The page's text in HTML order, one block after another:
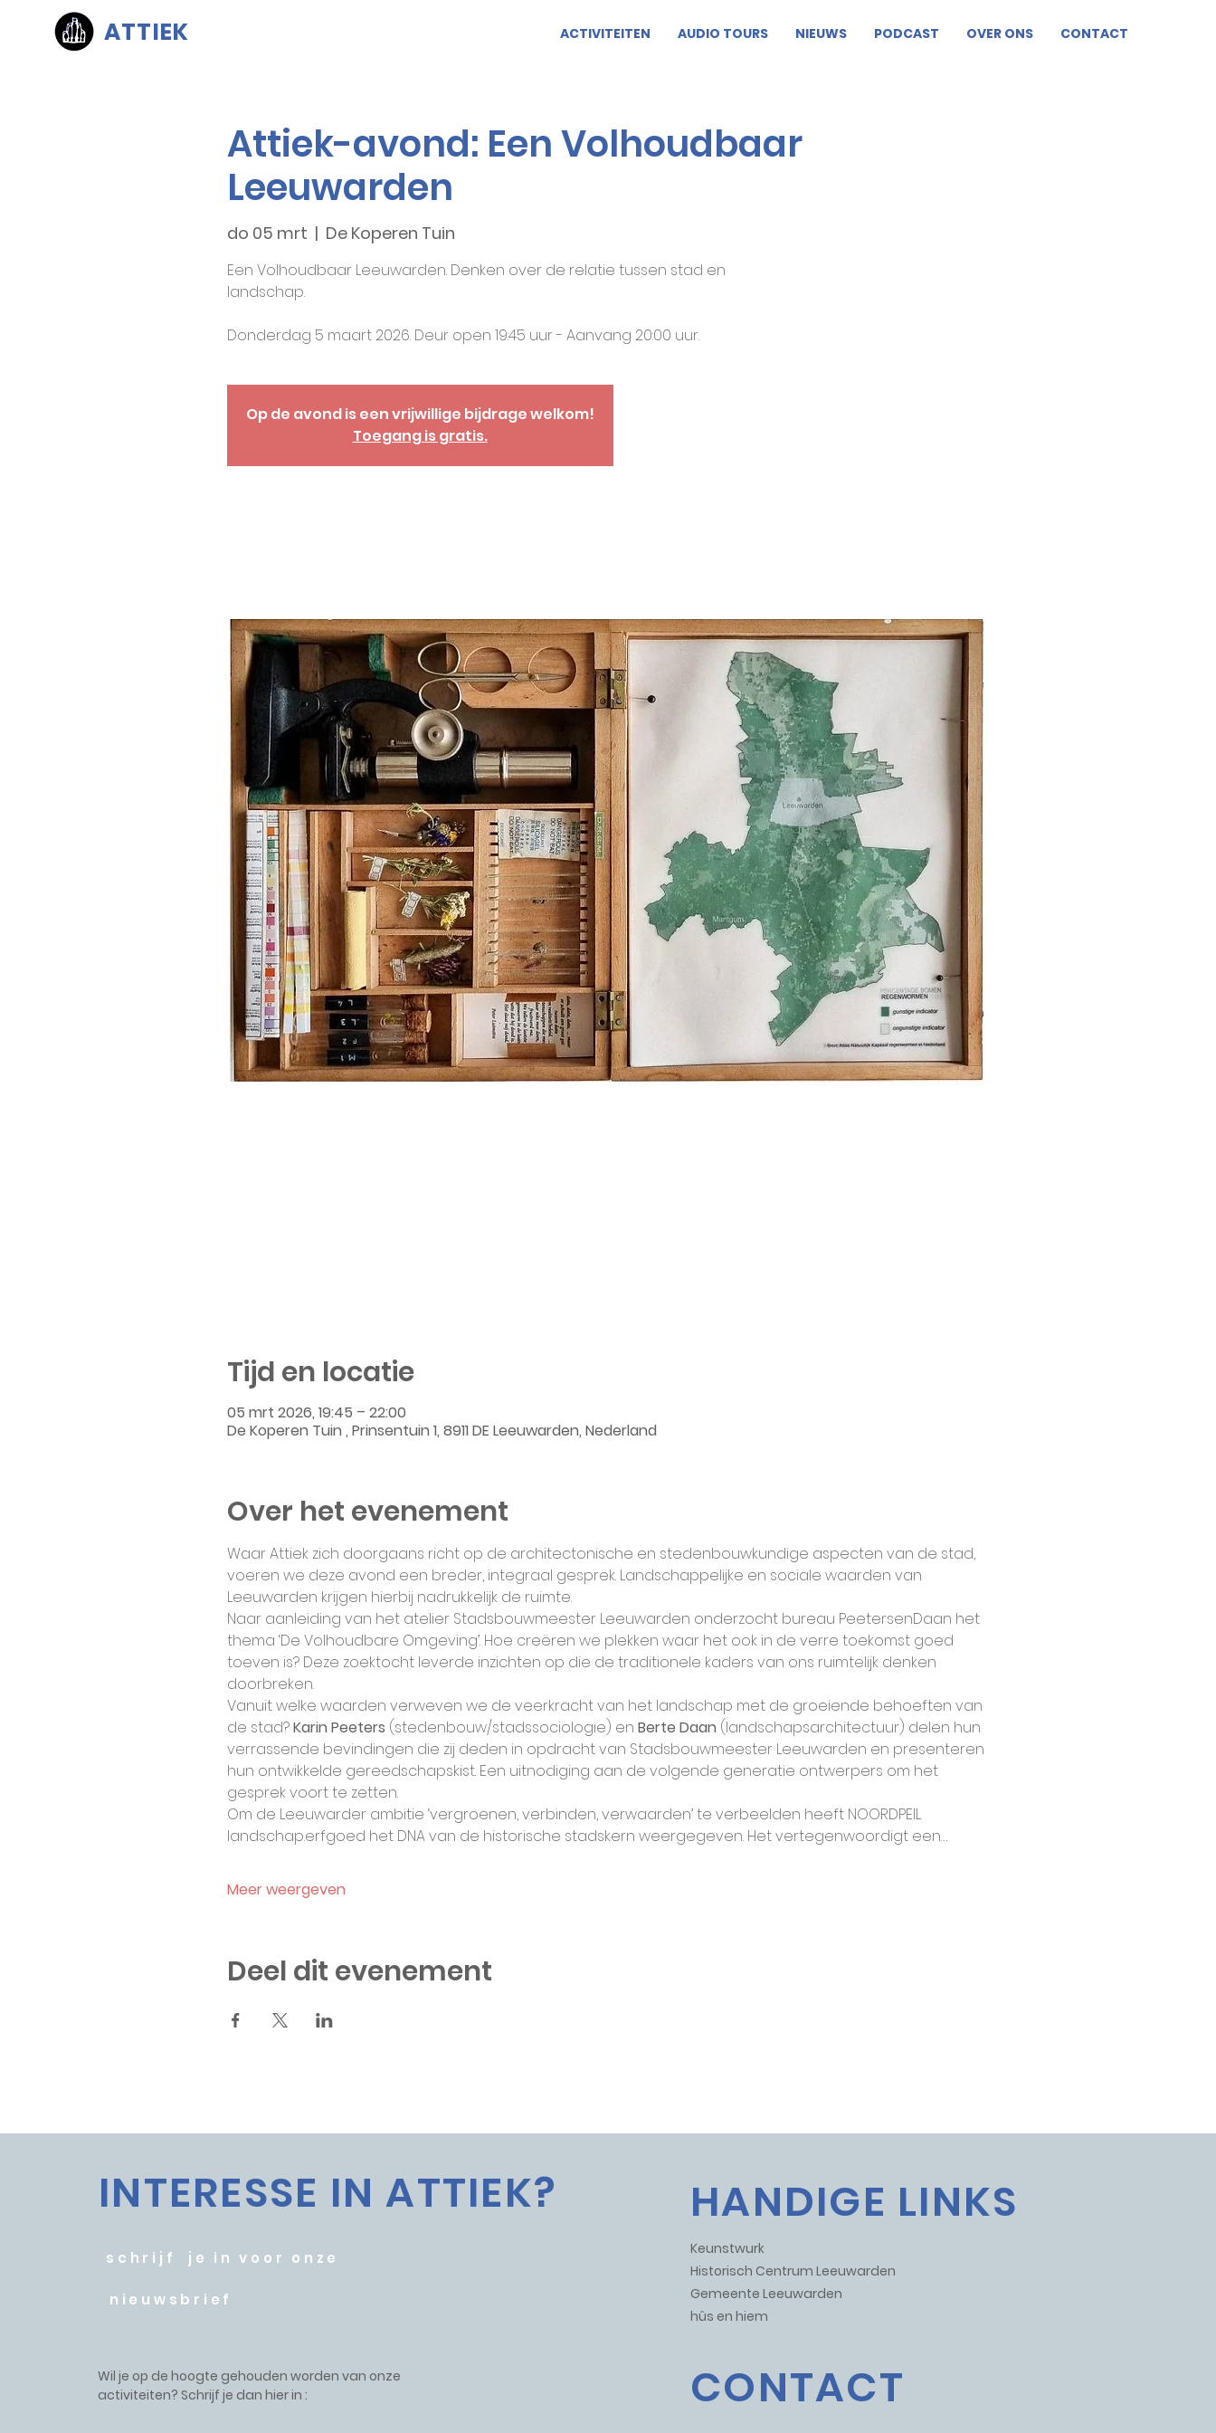
ATTIEK ACTIVITEITEN AUDIO TOURS NIEUWS PODCAST OVER ONS CONTACT
Attiek-avond: Een Volhoudbaar
Leeuwarden
do 05 mrt
  |
De Koperen Tuin
Een Volhoudbaar Leeuwarden. Denken over de relatie tussen stad en
landschap.
Donderdag 5 maart 2026. Deur open 19:45 uur - Aanvang 20:00 uur.
Op de avond is een vrijwillige bijdrage welkom!
Toegang is gratis.
Tijd en locatie
05 mrt 2026, 19:45 – 22:00
De Koperen Tuin , Prinsentuin 1, 8911 DE Leeuwarden, Nederland
Over het evenement
Waar Attiek zich doorgaans richt op de architectonische en stedenbouwkundige aspecten van de stad,
voeren we deze avond een breder, integraal gesprek. Landschappelijke en sociale waarden van
Leeuwarden krijgen hierbij nadrukkelijk de ruimte.
Naar aanleiding van het atelier Stadsbouwmeester Leeuwarden onderzocht bureau PeetersenDaan het
thema ‘De Volhoudbare Omgeving’. Hoe creëren we plekken waar het ook in de verre toekomst goed
toeven is? Deze zoektocht leverde inzichten op die de traditionele kaders van ons ruimtelijk denken
doorbreken.
Vanuit welke waarden verweven we de veerkracht van het landschap met de groeiende behoeften van
de stad? Karin Peeters (stedenbouw/stadssociologie) en Berte Daan (landschapsarchitectuur) delen hun
verrassende bevindingen die zij deden in opdracht van Stadsbouwmeester Leeuwarden en presenteren
hun ontwikkelde gereedschapskist. Een uitnodiging aan de volgende generatie ontwerpers om het
gesprek voort te zetten.
Om de Leeuwarder ambitie ‘vergroenen, verbinden, verwaarden’ te verbeelden heeft NOORDPEIL
landschap.erfgoed het DNA van de historische stadskern weergegeven. Het vertegenwoordigt een…
Meer weergeven
Deel dit evenement
INTERESSE IN ATTIEK?
schrijf je in voor onze
nieuwsbrief
Wil je op de hoogte gehouden worden van onze
activiteiten? Schrijf je dan hier in :
HANDIGE LINKS
Keunstwurk
Historisch Centrum Leeuwarden
Gemeente Leeuwarden
hûs en hiem
CONTACT